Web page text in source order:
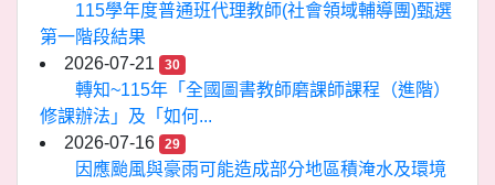
115學年度普通班代理教師(社會領域輔導團)甄選
第一階段結果
2026-07-21
30
轉知~115年「全國圖書教師磨課師課程（進階）
修課辦法」及「如何...
2026-07-16
29
因應颱風與豪雨可能造成部分地區積淹水及環境